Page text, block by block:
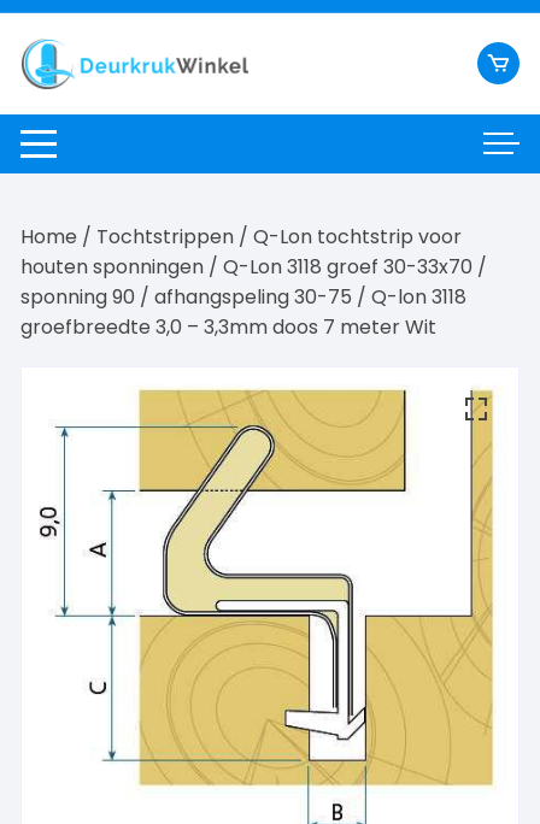
Ga
naar
inhoud
Home / Tochtstrippen /Q-Lon tochtstrip voor
houten sponningen /Q-Lon 3118 groef 30-33x70 /
sponning 90 / afhangspeling 30-75 / Q-lon 3118
groefbreedte 3,0 – 3,3mm doos 7 meter Wit